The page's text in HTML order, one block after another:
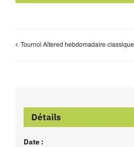
Tournoi Altered hebdomadaire classique
Détails
Date :